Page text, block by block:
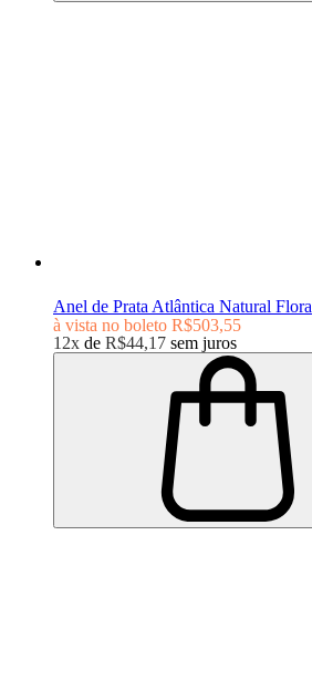
Anel de Prata Atlântica Natural Flora
à vista no boleto R$503,55
12x de R$44,17 sem juros